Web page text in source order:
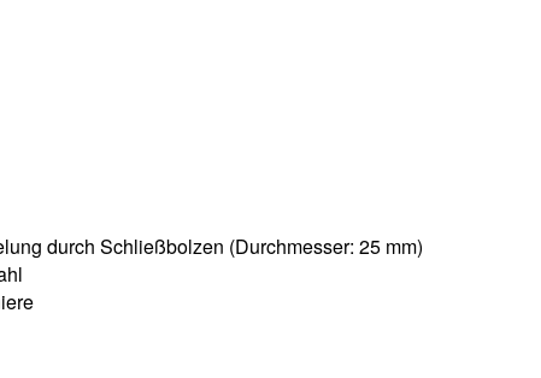
durch Schließbolzen (Durchmesser: 25 mm)